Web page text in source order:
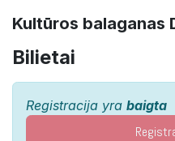
Kultūros balaganas
Bilietai
Registracija yra baigta